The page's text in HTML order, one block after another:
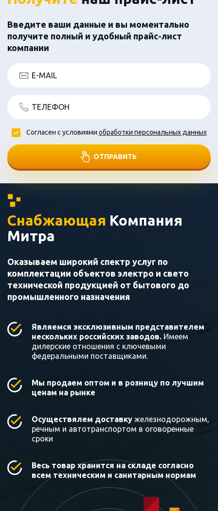
Введите ваши данные и вы моментально
получите полный и удобный прайс-лист
компании
E-MAIL
ТЕЛЕФОН
ОТПРАВИТЬ
Согласен с условиями обработки персональных данных
Снабжающая Компания
Митра
Оказываем широкий спектр услуг по
комплектации объектов электро и свето
технической продукцией от бытового до
промышленного назначения
Являемся эксклюзивным представителем
нескольких российских заводов. Имеем
дилерские отношения с ключевыми
федеральными поставщиками.
Мы продаем оптом и в розницу по лучшим
ценам на рынке
Осуществялем доставку железнодорожным,
речным и автотранспортом в оговоренные
сроки
Весь товар хранится на складе согласно
всем техническим и санитарным нормам